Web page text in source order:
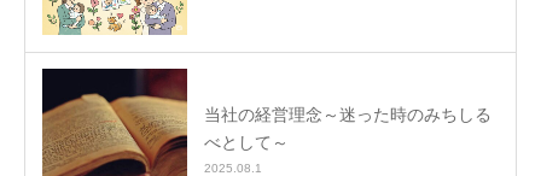
当社の経営理念～迷った時のみちしる
べとして～
2025.08.1